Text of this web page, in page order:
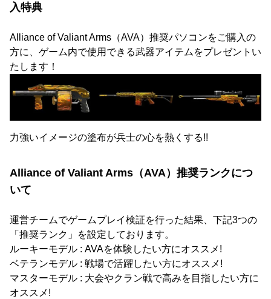
入特典
Alliance of Valiant Arms（AVA）推奨パソコンをご購入の
方に、ゲーム内で使用できる武器アイテムをプレゼントい
たします！
力強いイメージの塗布が兵士の心を熱くする!!
Alliance of Valiant Arms（AVA）推奨ランクにつ
いて
運営チームでゲームプレイ検証を行った結果、下記3つの
「推奨ランク」を設定しております。
ルーキーモデル : AVAを体験したい方にオススメ!
ベテランモデル : 戦場で活躍したい方にオススメ!
マスターモデル : 大会やクラン戦で高みを目指したい方に
オススメ!